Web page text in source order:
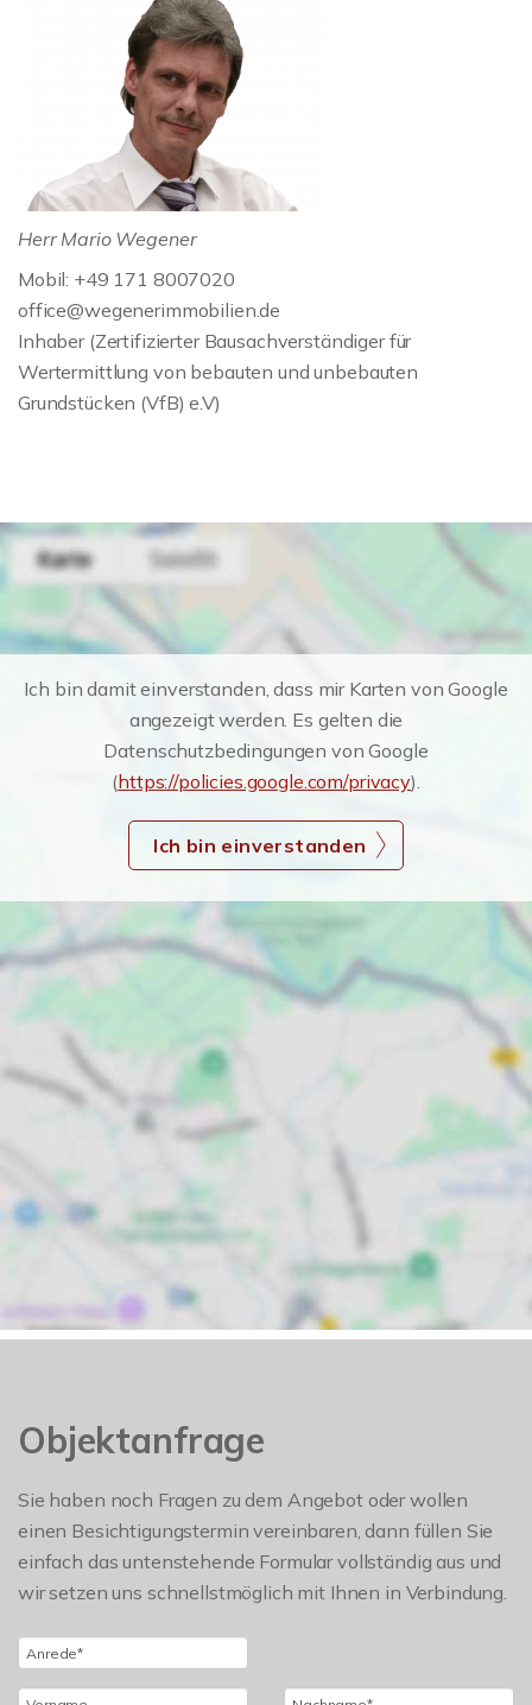
Herr Mario Wegener
Mobil: +49 171 8007020
office@wegenerimmobilien.de
Inhaber (Zertifizierter Bausachverständiger für
Wertermittlung von bebauten und unbebauten
Grundstücken (VfB) e.V)
Ich bin damit einverstanden, dass mir Karten von Google
angezeigt werden. Es gelten die
Datenschutzbedingungen von Google
(https://policies.google.com/privacy).
Ich bin einverstanden
Objektanfrage
Sie haben noch Fragen zu dem Angebot oder wollen
einen Besichtigungstermin vereinbaren, dann füllen Sie
einfach das untenstehende Formular vollständig aus und
wir setzen uns schnellstmöglich mit Ihnen in Verbindung.